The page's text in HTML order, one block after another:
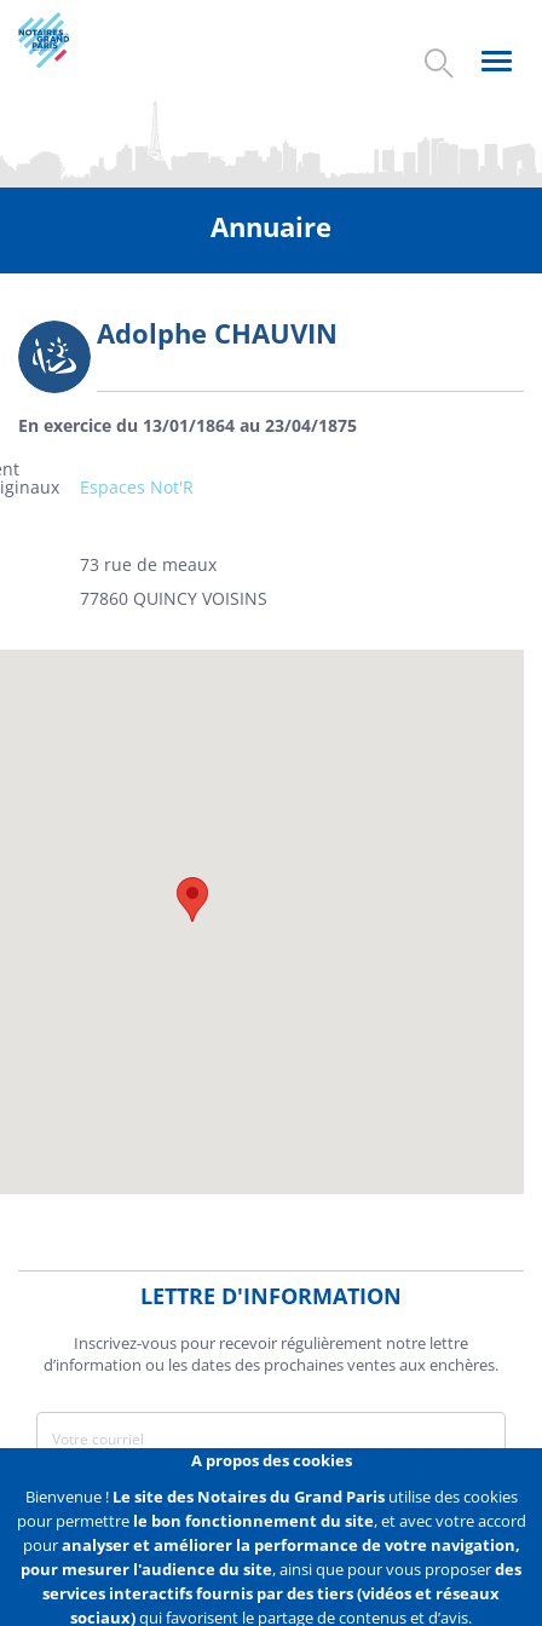
Aller
au
contenu
Annuaire
Photo Adolphe CHAUVIN
En exercice du 13/01/1864 au 23/04/1875
Espaces Not'R
73 rue de meaux
77860 QUINCY VOISINS
LETTRE D'INFORMATION
Inscrivez-vous pour recevoir régulièrement notre lettre
d’information ou les dates des prochaines ventes aux enchères.
J'accepte de recevoir des communications de la Chambre des
Notaires de Paris.
En savoir plus
S'abonner
A propos des cookies
Bienvenue ! Le site des Notaires du Grand Parisutilise des cookies
pour permettre le bon fonctionnement du site, et avec votre accord
pouranalyser et améliorer la performance de votre navigation,
pour mesurer l'audience du site, ainsi que pour vous proposerdes
services interactifs fournis par des tiers (vidéos et réseaux
sociaux)qui favorisent le partage de contenus et d’avis.